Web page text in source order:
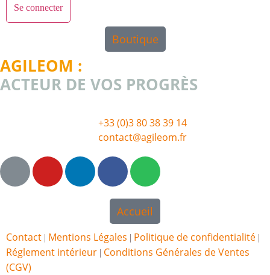
Boutique
AGILEOM :
ACTEUR DE VOS PROGRÈS
+33 (0)3 80 38 39 14
contact@agileom.fr
Accueil
Contact | Mentions Légales | Politique de confidentialité |
Réglement intérieur | Conditions Générales de Ventes
(CGV)